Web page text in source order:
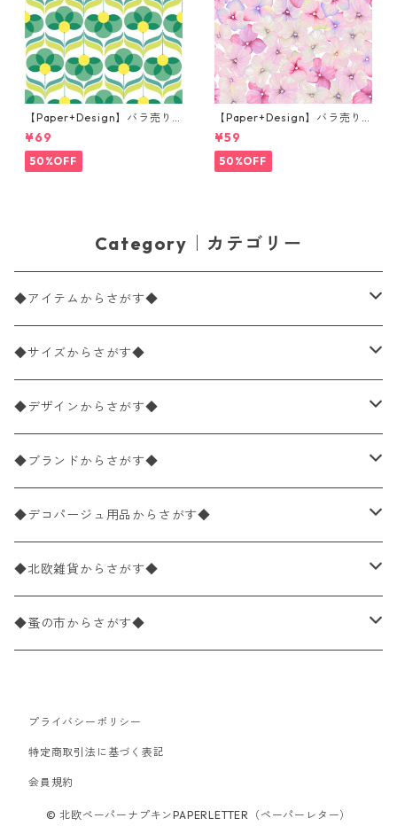
【Paper+Design】バラ売り2
枚 ランチサイズ ペーパーナプ
キン Geo Flowers グリーン
¥69
50%OFF
【Paper+Design】バラ売り2
枚 カクテルサイズ ペーパーナ
プキン Small blossoms ピン
ク
¥59
50%OFF
Category｜カテゴリー
◆アイテムからさがす◆
ペーパーナプキン2枚バラ売り
ペーパーナプキン1枚バラ売り
ペーパーナプキン20枚入りパック
ペーパーナプキン10枚入りパック
ライスペーパー
ペーパーリネンナプキン
ワックスペーパー
デコパージュ用品
◆サイズからさがす◆
33×33cm（ランチサイズ）
バラ売り
パック売り
25×25cm（カクテルサイズ）
バラ売り
パック売り
40×40cm（ディナーサイズ）
バラ売り
パック売り
21×21cm（ポケットサイズ）
バラ売り
33cm（ラウンド）
◆デザインからさがす◆
花柄
植物・グリーン柄
動物・鳥・昆虫・蝶柄
海・魚柄
食べ物・フルーツ・野菜・ドリンク柄
食器・カトラリー柄
◆ブランドからさがす◆
ドイツ製 IHR/イア
ランチサイズ
カクテルサイズ
ドイツ製 Ambiente/アンビエンテ
ランチサイズ
ドイツ製 Paperproducts Design
カクテルサイズ
ランチサイズ
カクテルサイズ
ドイツ製 ti-flair/ティーフレア
ランチサイズ
ドイツ製 PAW/パウ
◆デコパージュ用品からさがす◆
デコパージュ液
デコパージュ下地
デコパージュはさみ
3Dデコパージュ
◆北欧雑貨からさがす◆
シリコンモールド
トレイ
ポスター・カレンダー
◆蚤の市からさがす◆
北欧雑貨
デコパージュ用品
プライバシーポリシー
特定商取引法に基づく表記
会員規約
© 北欧ペーパーナプキンPAPERLETTER（ペーパーレター）